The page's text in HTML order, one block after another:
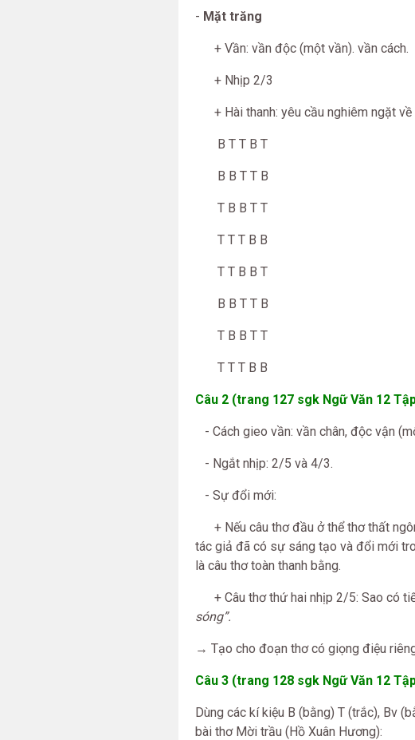
- Mặt trăng
+ Vần: vần độc (một vần). vần cách.
+ Nhịp 2/3
+ Hài thanh: yêu cầu nghiêm ngặt về
B T T B T
B B T T B
T B B T T
T T T B B
T T B B T
B B T T B
T B B T T
T T T B B
Câu 2 (trang 127 sgk Ngữ Văn 12
- Cách gieo vần: vần chân, độc vận
- Ngắt nhịp: 2/5 và 4/3.
- Sự đổi mới:
+ Nếu câu thơ đầu ở thể thơ thất
tác giả đã có sự sáng tạo và đổi mới
là câu thơ toàn thanh bằng.
+ Câu thơ thứ hai nhịp 2/5: Sao có
sóng”.
→ Tạo cho đoạn thơ có giọng điệu
Câu 3 (trang 128 sgk Ngữ Văn 12
Dùng các kí kiệu B (bằng) T (trắc), Bv
bài thơ Mời trầu (Hồ Xuân Hương):